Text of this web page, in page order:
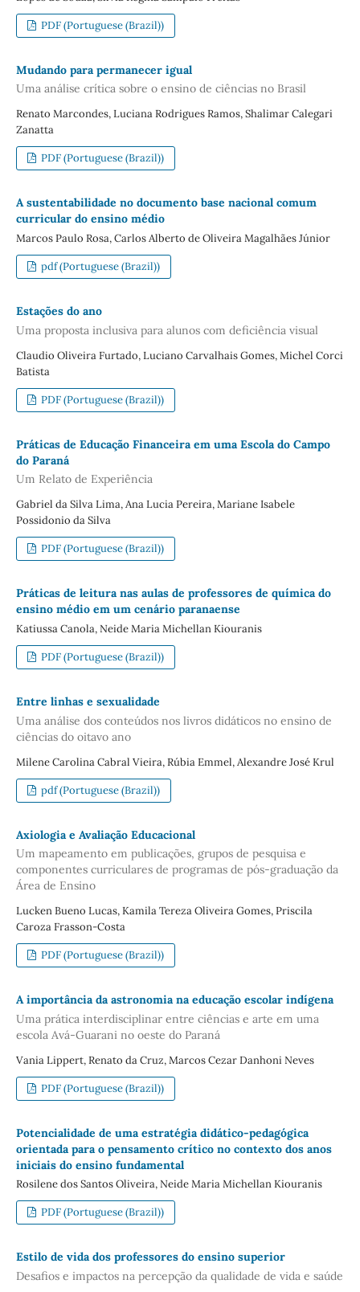
PDF (Portuguese (Brazil))
Mudando para permanecer igual
Uma análise crítica sobre o ensino de ciências no Brasil
Renato Marcondes, Luciana Rodrigues Ramos, Shalimar Calegari
Zanatta
PDF (Portuguese (Brazil))
A sustentabilidade no documento base nacional comum
curricular do ensino médio
Marcos Paulo Rosa, Carlos Alberto de Oliveira Magalhães Júnior
pdf (Portuguese (Brazil))
Estações do ano
Uma proposta inclusiva para alunos com deficiência visual
Claudio Oliveira Furtado, Luciano Carvalhais Gomes, Michel Corci
Batista
PDF (Portuguese (Brazil))
Práticas de Educação Financeira em uma Escola do Campo
do Paraná
Um Relato de Experiência
Gabriel da Silva Lima, Ana Lucia Pereira, Mariane Isabele
Possidonio da Silva
PDF (Portuguese (Brazil))
Práticas de leitura nas aulas de professores de química do
ensino médio em um cenário paranaense
Katiussa Canola, Neide Maria Michellan Kiouranis
PDF (Portuguese (Brazil))
Entre linhas e sexualidade
Uma análise dos conteúdos nos livros didáticos no ensino de
ciências do oitavo ano
Milene Carolina Cabral Vieira, Rúbia Emmel, Alexandre José Krul
pdf (Portuguese (Brazil))
Axiologia e Avaliação Educacional
Um mapeamento em publicações, grupos de pesquisa e
componentes curriculares de programas de pós-graduação da
Área de Ensino
Lucken Bueno Lucas, Kamila Tereza Oliveira Gomes, Priscila
Caroza Frasson-Costa
PDF (Portuguese (Brazil))
A importância da astronomia na educação escolar indígena
Uma prática interdisciplinar entre ciências e arte em uma
escola Avá-Guarani no oeste do Paraná
Vania Lippert, Renato da Cruz, Marcos Cezar Danhoni Neves
PDF (Portuguese (Brazil))
Potencialidade de uma estratégia didático-pedagógica
orientada para o pensamento crítico no contexto dos anos
iniciais do ensino fundamental
Rosilene dos Santos Oliveira, Neide Maria Michellan Kiouranis
PDF (Portuguese (Brazil))
Estilo de vida dos professores do ensino superior
Desafios e impactos na percepção da qualidade de vida e saúde